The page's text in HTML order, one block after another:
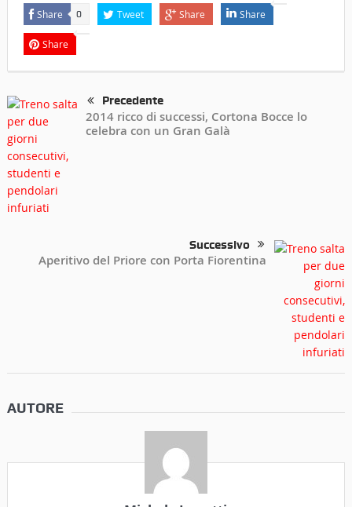
Share 0 Tweet Share Share
Share
Precedente
2014 ricco di successi, Cortona Bocce lo
celebra con un Gran Galà
Successivo
Aperitivo del Priore con Porta Fiorentina
AUTORE